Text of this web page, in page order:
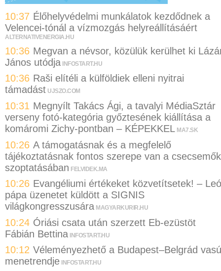
10:37 Élőhelyvédelmi munkálatok kezdődnek a
Velencei-tónál a vízmozgás helyreállításáért
ALTERNATIVENERGIA.HU
10:36 Megvan a névsor, közülük kerülhet ki
János utódja INFOSTART.HU
10:36 Raši elítéli a külföldiek elleni nyitrai
támadást UJSZO.COM
10:31 Megnyílt Takács Ági, a tavalyi MédiaSztár
verseny fotó-kategória győztesének kiállítása a
komáromi Zichy-pontban – KÉPEKKEL MA7.SK
10:26 A támogatásnak és a megfelelő
tájékoztatásnak fontos szerepe van a csecsemők
szoptatásában FELVIDEK.MA
10:26 Evangéliumi értékeket közvetítsetek! – Leó
pápa üzenetet küldött a SIGNIS
világkongresszusára MAGYARKURIR.HU
10:24 Óriási csata után szerzett Eb-ezüstöt
Fábián Bettina INFOSTART.HU
10:12 Véleményezhető a Budapest–Belgrád
menetrendje INFOSTART.HU